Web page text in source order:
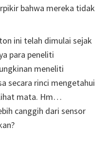
bahwa mereka tidak
ini telah dimulai sejak
para peneliti
meneliti
secara rinci mengetahui
mata. Hm…
canggih dari sensor